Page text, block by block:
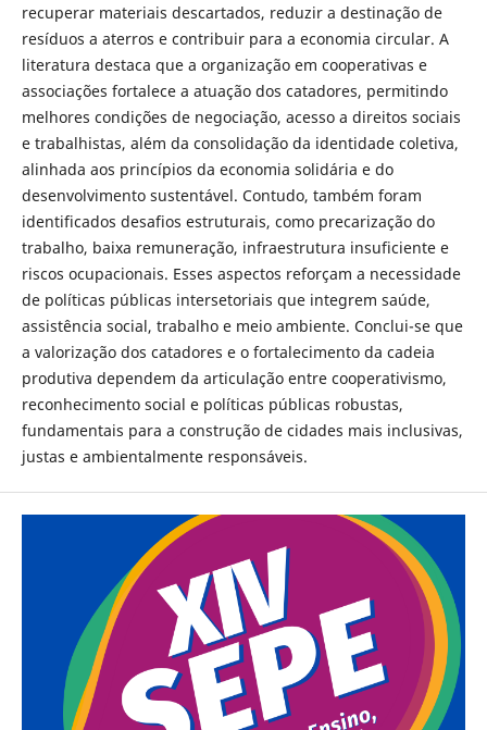
recuperar materiais descartados, reduzir a destinação de
resíduos a aterros e contribuir para a economia circular. A
literatura destaca que a organização em cooperativas e
associações fortalece a atuação dos catadores, permitindo
melhores condições de negociação, acesso a direitos sociais
e trabalhistas, além da consolidação da identidade coletiva,
alinhada aos princípios da economia solidária e do
desenvolvimento sustentável. Contudo, também foram
identificados desafios estruturais, como precarização do
trabalho, baixa remuneração, infraestrutura insuficiente e
riscos ocupacionais. Esses aspectos reforçam a necessidade
de políticas públicas intersetoriais que integrem saúde,
assistência social, trabalho e meio ambiente. Conclui-se que
a valorização dos catadores e o fortalecimento da cadeia
produtiva dependem da articulação entre cooperativismo,
reconhecimento social e políticas públicas robustas,
fundamentais para a construção de cidades mais inclusivas,
justas e ambientalmente responsáveis.